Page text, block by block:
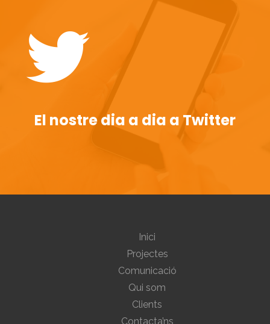
El nostre dia a dia a Twitter
Inici
Projectes
Comunicació
Qui som
Clients
Contacta’ns